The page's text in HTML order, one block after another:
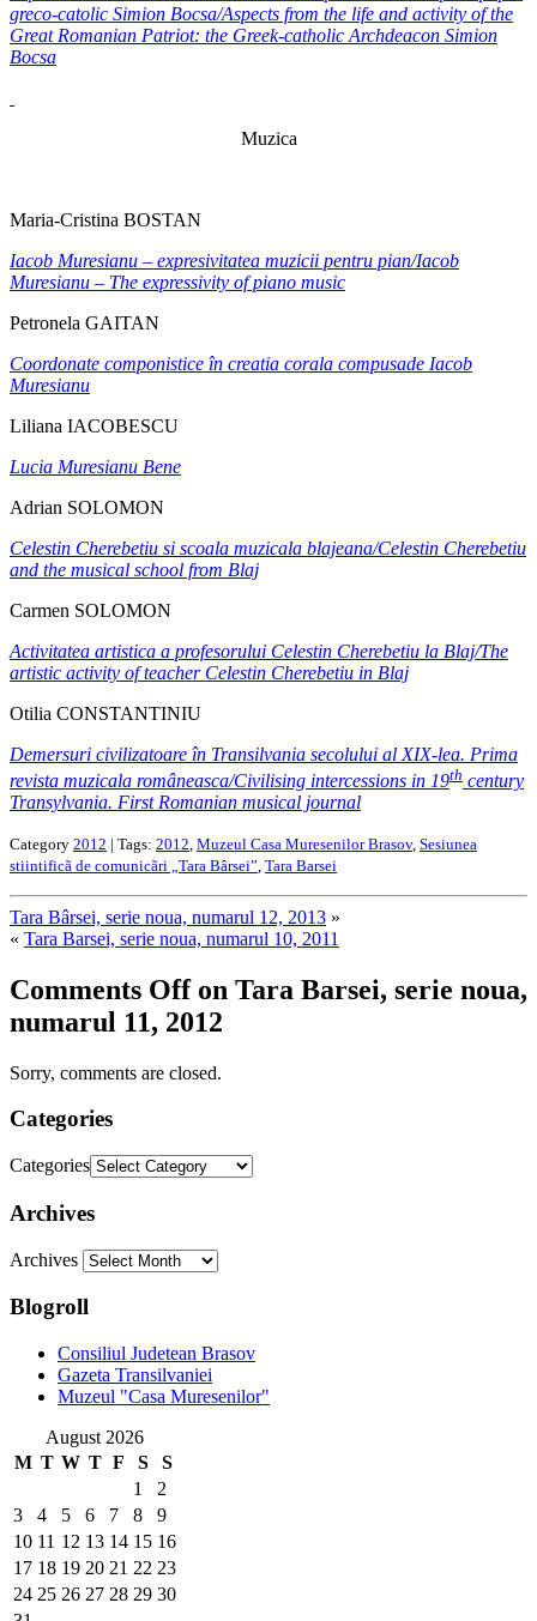
greco-catolic Simion Bocsa/Aspects from the life and activity of the
Great Romanian Patriot: the Greek-catholic Archdeacon Simion
Bocsa
Muzica
Maria-Cristina BOSTAN
Iacob Muresianu – expresivitatea muzicii pentru pian/Iacob
Muresianu – The expressivity of piano music
Petronela GAITAN
Coordonate componistice în creatia corala compusade Iacob
Muresianu
Liliana IACOBESCU
Lucia Muresianu Bene
Adrian SOLOMON
Celestin Cherebetiu si scoala muzicala blajeana/Celestin Cherebetiu
and the musical school from Blaj
Carmen SOLOMON
Activitatea artistica a profesorului Celestin Cherebetiu la Blaj/The
artistic activity of teacher Celestin Cherebetiu in Blaj
Otilia CONSTANTINIU
Demersuri civilizatoare în Transilvania secolului al XIX-lea. Prima
revista muzicala româneasca/Civilising intercessions in 19th century
Transylvania. First Romanian musical journal
Category 2012 | Tags: 2012 Muzeul Casa Muresenilor Brasov, Sesiunea
stiintificã de comunicãri „Tara Bârsei” Tara Barsei
Tara Bârsei, serie noua, numarul 12, 2013 »
« Tara Barsei, serie noua, numarul 10, 2011
Comments Offon Tara Barsei, serie noua,
numarul 11, 2012
Sorry, comments are closed.
Categories
Categories
Archives
Archives
Blogroll
Consiliul Judetean Brasov
Gazeta Transilvaniei
Muzeul "Casa Muresenilor"
August 2026
M T W T F S
S
1
2
3
4 5 6 7 8
9
10 11 12 13 14 15 16
17 18 19 20 21 22 23
24 25 26 27 28 29 30